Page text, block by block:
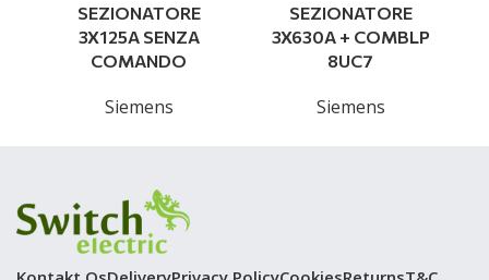
SEZIONATORE
3X125A SENZA
COMANDO
Siemens
SEZIONATORE
3X630A + COMBLP
8UC7
Siemens